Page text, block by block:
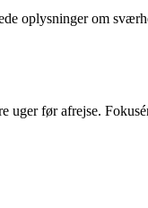
oplysninger om
før afrejse.